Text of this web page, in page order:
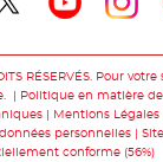
RÉSERVÉS. Pour
Politique en matière
Mentions Légales
personnelles
conforme (56%)